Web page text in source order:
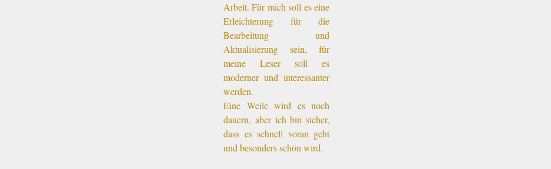
Arbeit. Für mich soll es eine
Erleichterung für die
Bearbeitung und
Aktualisierung sein, für
meine Leser soll es
moderner und interessanter
werden.
Eine Weile wird es noch
dauern, aber ich bin sicher,
dass es schnell voran geht
und besonders schön wird.